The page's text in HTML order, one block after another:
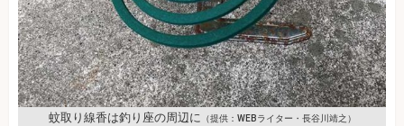
蚊取り線香は釣り座の周辺に （提供：WEBライター・長谷川靖之）